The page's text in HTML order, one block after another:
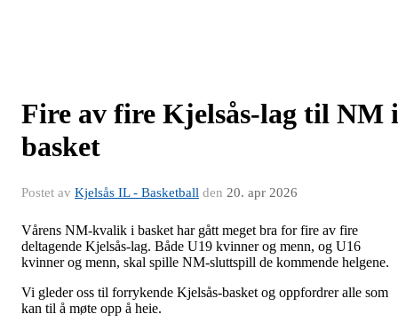
Fire av fire Kjelsås-lag til NM i
basket
Postet av Kjelsås IL - Basketball den 20. apr 2026
Vårens NM-kvalik i basket har gått meget bra for fire av fire
deltagende Kjelsås-lag. Både U19 kvinner og menn, og U16
kvinner og menn, skal spille NM-sluttspill de kommende helgene.
Vi gleder oss til forrykende Kjelsås-basket og oppfordrer alle som
kan til å møte opp å heie.